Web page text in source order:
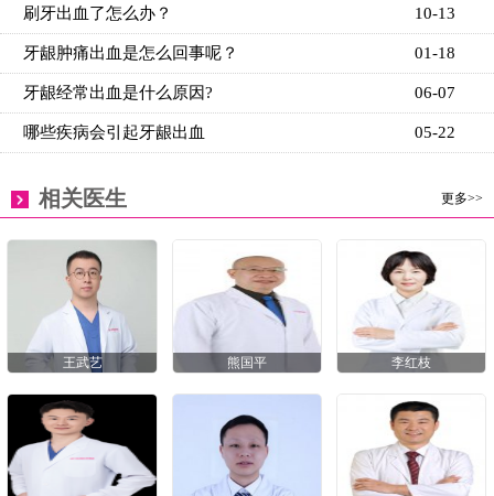
10-13
刷牙出血了怎么办？
01-18
牙龈肿痛出血是怎么回事呢？
06-07
牙龈经常出血是什么原因?
05-22
哪些疾病会引起牙龈出血
更多>>
相关医生
王武艺 熊国平 李红枝